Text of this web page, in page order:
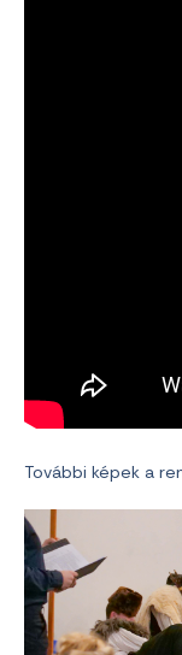
További képek a